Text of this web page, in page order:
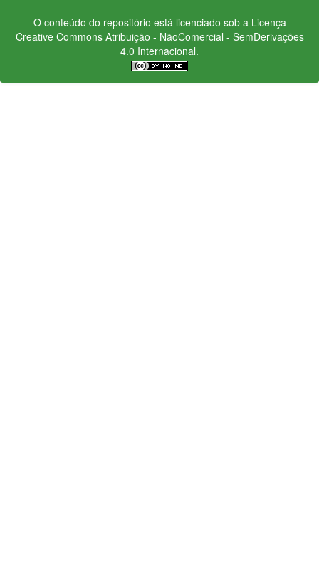
O conteúdo do repositório está licenciado sob a Licença
Creative CommonsAtribuição - NãoComercial - SemDerivações
4.0 Internacional.